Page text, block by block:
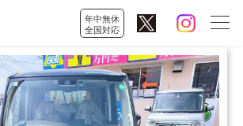
年中無休
全国対応